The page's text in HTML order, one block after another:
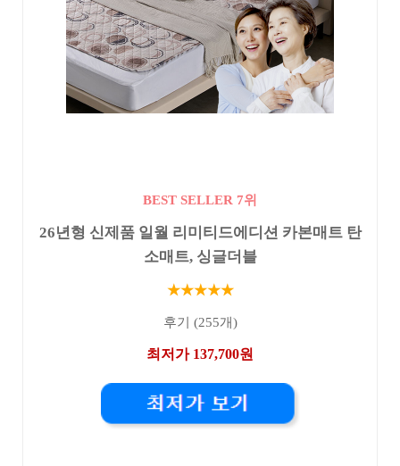
BEST SELLER 7위
26년형 신제품 일월 리미티드에디션 카본매트 탄
소매트, 싱글더블
★★★★★
후기 (255개)
최저가 137,700원